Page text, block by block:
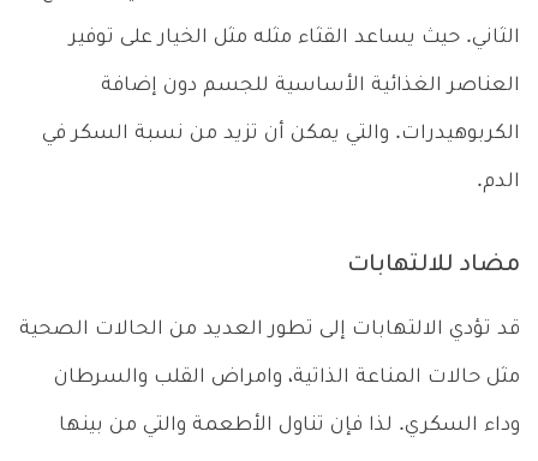
الثاني. حيث يساعد القثاء مثله مثل الخيار على توفير
العناصر الغذائية الأساسية للجسم دون إضافة
الكربوهيدرات. والتي يمكن أن تزيد من نسبة السكر في
الدم.
مضاد للالتهابات
قد تؤدي الالتهابات إلى تطور العديد من الحالات الصحية
مثل حالات المناعة الذاتية، وامراض القلب والسرطان
وداء السكري. لذا فإن تناول الأطعمة والتي من بينها